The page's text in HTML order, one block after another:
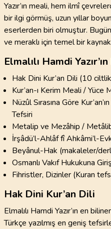
Yazır’ın meali, hem ilmî
bir ilgi görmüş, uzun yıllar
eserlerden biri olmuştur.
ve meraklı için temel bir
Elmalılı Hamdi
Hak Dini Kur’an Dili (10
Kur’an-ı Kerim Meali / Yüce
Nüzûl Sırasına Göre
Tefsiri
Metalip ve Mezâhip /
İrşâdü’l-Ahlâf fî Ahkâmi’l-
Beyânul-Hak (makaleler/
Osmanlı Vakıf Hukukuna
Fihristler, Dizinler (Kuran
Hak Dini Kur’an Dili
Elmalılı Hamdi Yazır’ın en
Türkçe yazılmış en geniş